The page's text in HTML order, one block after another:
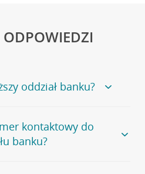
oddział banku?
banku, zapraszamy na
, na której znajduje się
kontaktowy do
banku?